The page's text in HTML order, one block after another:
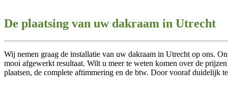
De plaatsing van uw dakraam in Utrecht
Wij nemen graag de installatie van uw dakraam in Utrecht op ons.
mooi afgewerkt resultaat. Wilt u meer te weten komen over de
plaatsen, de complete aftimmering en de btw. Door vooraf duidelijk